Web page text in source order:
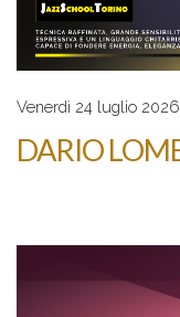
Venerdì 24 luglio
DARIO